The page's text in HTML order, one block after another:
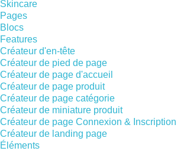
Skincare
Pages
Blocs
Features
Créateur d'en-tête
Créateur de pied de page
Créateur de page d'accueil
Créateur de page produit
Créateur de page catégorie
Créateur de miniature produit
Créateur de page Connexion & Inscription
Créateur de landing page
Éléments